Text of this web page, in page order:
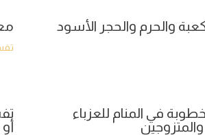
والحرم والحجر الأسود
في المنام للعزباء